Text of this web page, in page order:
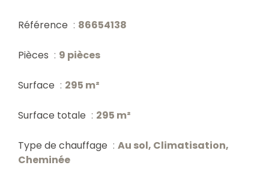
Référence 86654138
Pièces 9 pièces
Surface 295 m²
Surface totale 295 m²
Type de chauffage
Au sol, Climatisation,
Cheminée